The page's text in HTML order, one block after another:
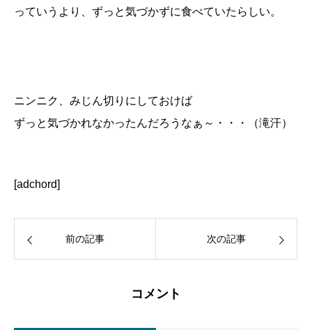
っていうより、ずっと気づかずに食べていたらしい。
ニンニク、みじん切りにしておけば
ずっと気づかれなかったんだろうなぁ～・・・（滝汗）
[adchord]
前の記事 次の記事
コメント